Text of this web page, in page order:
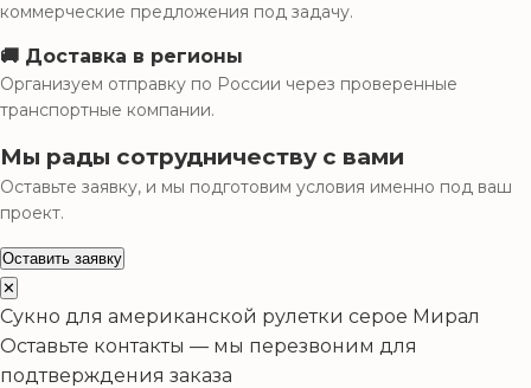
коммерческие предложения под задачу.
🚚 Доставка в регионы
Организуем отправку по России через проверенные
транспортные компании.
Мы рады сотрудничеству с вами
Оставьте заявку, и мы подготовим условия именно под ваш
проект.
Оставить заявку
✕
Сукно для американской рулетки серое Мирал
Оставьте контакты — мы перезвоним для
подтверждения заказа